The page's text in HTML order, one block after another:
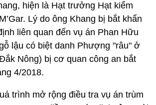
hiện là Hạt trưởng Hạt kiểm
Lý do ông Khang bị bắt khẩn
liên quan đến vụ án Phan Hữu
lậu có biệt danh Phượng "râu" ở
Nông) bị cơ quan công an bắt
4/2018.
trình mở rộng điều tra vụ án trùm